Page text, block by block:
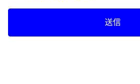
送信